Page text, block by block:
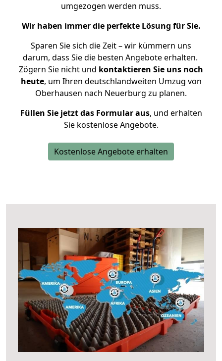
umgezogen werden muss.
Wir haben immer die perfekte Lösung für Sie.
Sparen Sie sich die Zeit – wir kümmern uns
darum, dass Sie die besten Angebote erhalten.
Zögern Sie nicht und kontaktieren Sie uns noch
heute, um Ihren deutschlandweiten Umzug von
Oberhausen nach Neuerburg zu planen.
Füllen Sie jetzt das Formular aus, und erhalten
Sie kostenlose Angebote.
Kostenlose Angebote erhalten